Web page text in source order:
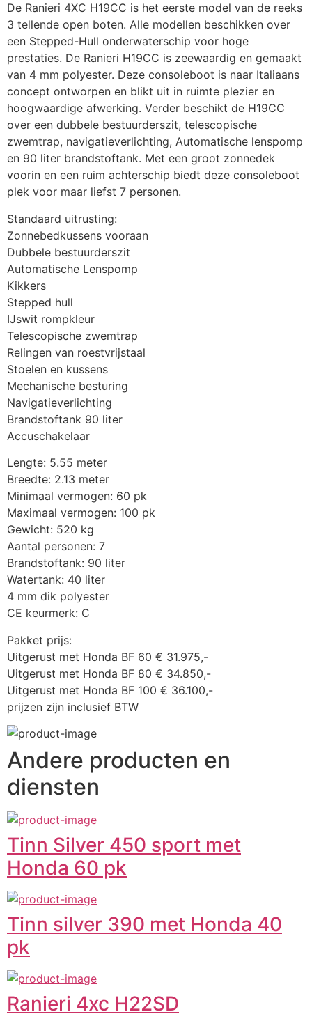
De Ranieri 4XC H19CC is het eerste model van de reeks
3 tellende open boten. Alle modellen beschikken over
een Stepped-Hull onderwaterschip voor hoge
prestaties. De Ranieri H19CC is zeewaardig en gemaakt
van 4 mm polyester. Deze consoleboot is naar Italiaans
concept ontworpen en blikt uit in ruimte plezier en
hoogwaardige afwerking. Verder beschikt de H19CC
over een dubbele bestuurderszit, telescopische
zwemtrap, navigatieverlichting, Automatische lenspomp
en 90 liter brandstoftank. Met een groot zonnedek
voorin en een ruim achterschip biedt deze consoleboot
plek voor maar liefst 7 personen.
Standaard uitrusting:
Zonnebedkussens vooraan
Dubbele bestuurderszit
Automatische Lenspomp
Kikkers
Stepped hull
IJswit rompkleur
Telescopische zwemtrap
Relingen van roestvrijstaal
Stoelen en kussens
Mechanische besturing
Navigatieverlichting
Brandstoftank 90 liter
Accuschakelaar
Lengte: 5.55 meter
Breedte: 2.13 meter
Minimaal vermogen: 60 pk
Maximaal vermogen: 100 pk
Gewicht: 520 kg
Aantal personen: 7
Brandstoftank: 90 liter
Watertank: 40 liter
4 mm dik polyester
CE keurmerk: C
Pakket prijs:
Uitgerust met Honda BF 60 € 31.975,-
Uitgerust met Honda BF 80 € 34.850,-
Uitgerust met Honda BF 100 € 36.100,-
prijzen zijn inclusief BTW
Andere producten en
diensten
Tinn Silver 450 sport met
Honda 60 pk
Tinn silver 390 met Honda 40
pk
Ranieri 4xc H22SD